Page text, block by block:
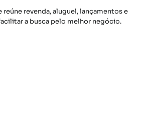
revenda, aluguel, lançamentos e
a busca pelo melhor negócio.